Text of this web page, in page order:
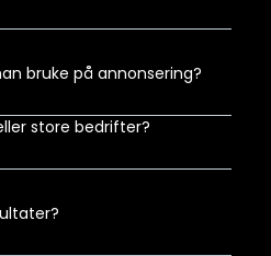
bruke på annonsering?
store bedrifter?